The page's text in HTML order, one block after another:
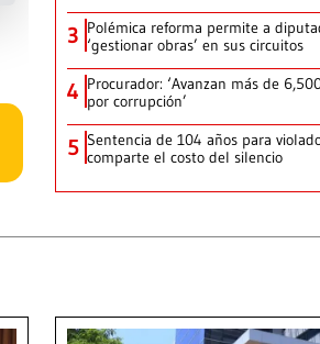
3 Polémica reforma permite a
‘gestionar obras’ en sus circuitos
4 Procurador: ‘Avanzan más de
por corrupción’
5 Sentencia de 104 años para
comparte el costo del silencio